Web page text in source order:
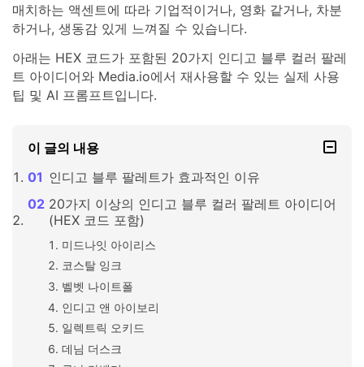
매치하는 액센트에 따라 기업적이거나, 영화 같거나, 차분
하거나, 생동감 있게 느껴질 수 있습니다.
아래는 HEX 코드가 포함된 20가지 인디고 블루 컬러 팔레
트 아이디어와 Media.io에서 재사용할 수 있는 실제 사용
팁 및 AI 프롬프트입니다.
이 글의 내용
인디고 블루 팔레트가 효과적인 이유
20가지 이상의 인디고 블루 컬러 팔레트 아이디어
(HEX 코드 포함)
미드나잇 아이리스
코스탈 잉크
벨벳 나이트폴
인디고 앤 아이보리
일렉트릭 오키드
데님 더스크